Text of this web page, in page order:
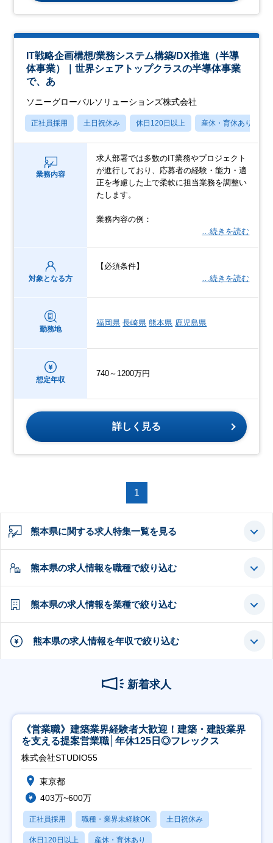
IT戦略企画構想/業務システム構築/DX推進（半導
体事業）｜世界シェアトップクラスの半導体事業
で、あ
ソニーグローバルソリューションズ株式会社
正社員採用 土日祝休み 休日120日以上 産休・育休あり
業務内容
求人部署では多数のIT業務やプロジェクト
が進行しており、応募者の経験・能力・適
正を考慮した上で柔軟に担当業務を調整い
たします。
業務内容の例：
…続きを読む
対象となる方
【必須条件】
…続きを読む
勤務地
福岡県 長崎県 熊本県 鹿児島県
想定年収
740～1200万円
詳しく見る
1
熊本県に関する求人特集一覧を見る
熊本県の求人情報を職種で絞り込む
熊本県の求人情報を業種で絞り込む
熊本県の求人情報を年収で絞り込む
新着求人
《営業職》建築業界経験者大歓迎！建築・建設業界
を支える提案営業職│年休125日◎フレックス
株式会社STUDIO55
東京都
403万~600万
正社員採用 職種・業界未経験OK 土日祝休み
休日120日以上 産休・育休あり